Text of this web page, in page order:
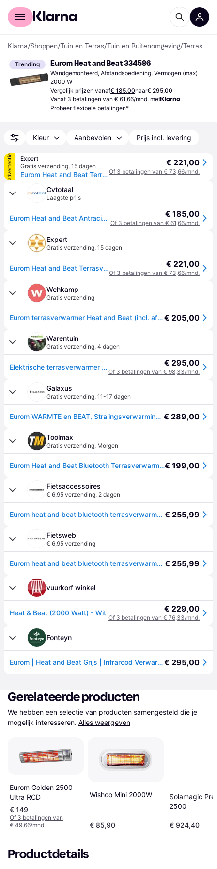
Voor shoppers
Klarna/Shoppen/Tuin en Terras/Tuin en Buitenomgeving/ Terrasverwarmers
Trending Eurom Heat and Beat 334586
Wandgemonteerd, Afstandsbediening, Vermogen (max)
2000 W
Vergelijk prijzen vanaf€ 185,00naar€ 295,00
Vanaf 3 betalingen van € 61,66/mnd. met
Probeer flexibele betalingen*
Kleur Aanbevolen Prijs incl. levering
advertentie
Expert
Gratis verzending, 15 dagen
Eurom Heat and Beat Terrasverwarmer Wit
€ 221,00
Of 3 betalingen van € 73,66/mnd.
Cvtotaal
Laagste prijs
Eurom Heat and Beat Antraciet terrasverwarmer - 2000W € 185,00
Of 3 betalingen van € 61,66/mnd.
Expert
Gratis verzending, 15 dagen
Eurom Heat and Beat Terrasverwarmer Wit € 221,00
Of 3 betalingen van € 73,66/mnd.
Wehkamp
Gratis verzending
Eurom terrasverwarmer Heat and Beat (incl. afstandsbediening)€ 205,00
Warentuin
Gratis verzending, 4 dagen
Elektrische terrasverwarmer Heat and Beat Grijs Eurom - Eurom € 295,00
Of 3 betalingen van € 98,33/mnd.
Galaxus
Gratis verzending, 11-17 dagen
Eurom WARMTE en BEAT, Stralingsverwarming, Wit € 289,00
Toolmax
Gratis verzending, Morgen
Eurom Heat and Beat Bluetooth Terrasverwarmer Wit - 334593€ 199,00
Fietsaccessoires
€ 6,95 verzending, 2 dagen
Eurom heat and beat bluetooth terrasverwarmer wit - 334593 € 255,99
Fietsweb
€ 6,95 verzending
Eurom heat and beat bluetooth terrasverwarmer wit - 334593 € 255,99
vuurkorf winkel
Heat & Beat (2000 Watt) - Wit € 229,00
Of 3 betalingen van € 76,33/mnd.
Fonteyn
Eurom | Heat and Beat Grijs | Infrarood Verwarming€ 295,00
Gerelateerde producten
We hebben een selectie van producten samengesteld die je
mogelijk interesseren. Alles weergeven
Eurom Golden 2500
Ultra RCD
€ 149
Of 3 betalingen van
€ 49,66/mnd.
Wishco Mini 2000W
€ 85,90
Solamagic
2500
€ 924,40
Productdetails